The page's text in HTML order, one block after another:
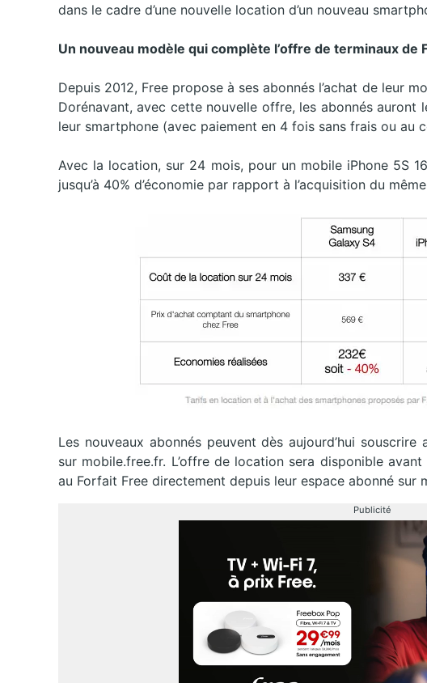
dans le cadre d’une nouvelle location d’un nouveau
Un nouveau modèle qui complète l’offre de terminaux de
Depuis 2012, Free propose à ses abonnés l’achat de leur
Dorénavant, avec cette nouvelle offre, les abonnés auront
leur smartphone (avec paiement en 4 fois sans frais ou au
Avec la location, sur 24 mois, pour un mobile iPhone 5S
jusqu’à 40% d’économie par rapport à l’acquisition du
Les nouveaux abonnés peuvent dès aujourd’hui
sur mobile.free.fr. L’offre de location sera disponible
au Forfait Free directement depuis leur espace abonné sur
Publicité